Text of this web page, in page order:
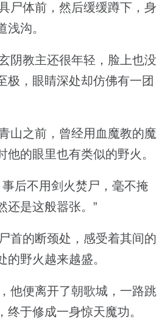
尸体前，然后缓缓蹲下，身
浅沟。
阴教主还很年轻，脸上也没
极，眼睛深处却仿佛有一团
山之前，曾经用血魔教的魔
他的眼里也有类似的野火。
后不用剑火焚尸，毫不掩
是这般嚣张。”
首的断颈处，感受着其间的
野火越来越盛。
他便离开了朝歌城，一路跳
终于修成一身惊天魔功。